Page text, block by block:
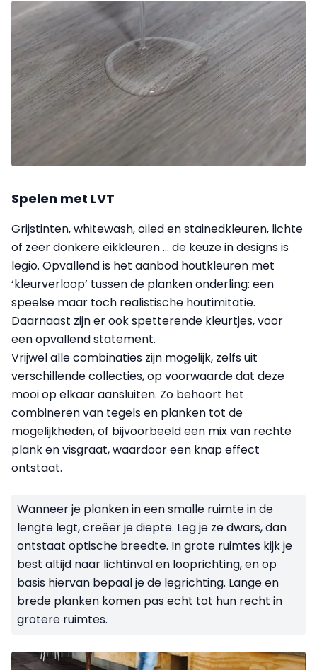
Spelen met LVT
Grijstinten, whitewash, oiled en stainedkleuren, lichte
of zeer donkere eikkleuren ... de keuze in designs is
legio. Opvallend is het aanbod houtkleuren met
‘kleurverloop’ tussen de planken onderling: een
speelse maar toch realistische houtimitatie.
Daarnaast zijn er ook spetterende kleurtjes, voor
een opvallend statement.
Vrijwel alle combinaties zijn mogelijk, zelfs uit
verschillende collecties, op voorwaarde dat deze
mooi op elkaar aansluiten. Zo behoort het
combineren van tegels en planken tot de
mogelijkheden, of bijvoorbeeld een mix van rechte
plank en visgraat, waardoor een knap effect
ontstaat.
Wanneer je planken in een smalle ruimte in de
lengte legt, creëer je diepte. Leg je ze dwars, dan
ontstaat optische breedte. In grote ruimtes kijk je
best altijd naar lichtinval en looprichting, en op
basis hiervan bepaal je de legrichting. Lange en
brede planken ko­men pas echt tot hun recht in
grotere ruimtes.